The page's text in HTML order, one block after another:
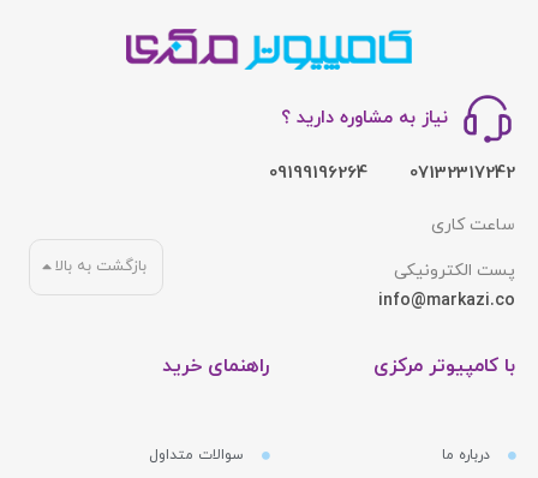
نیاز به مشاوره دارید ؟
07132317242
09199196264
ساعت کاری
پست الکترونیکی
info@markazi.co
با کامپیوتر مرکزی
درباره ما
راهنمای خرید
سوالات متداول
بازگشت به بالا